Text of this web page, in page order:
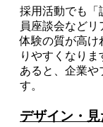
採用活動でも「
員座談会などリ
体験の質が高け
りやすくなり
あると、企業や
す。
デザイン・見